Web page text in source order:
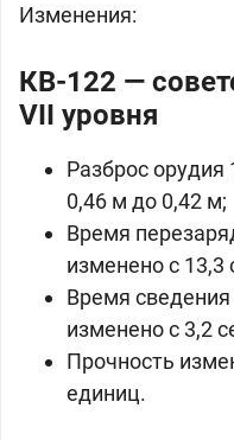
Изменения:
КВ-122 —
VII уровня
Разброс
0,46 м до 0,42 м;
Время
изменено с 13,3
Время
изменено с 3,2
Прочность
единиц.